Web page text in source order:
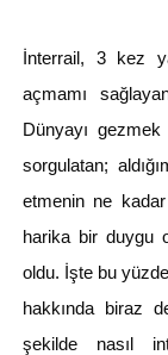
İnterrail, 3 kez
açmamı
Dünyayı
sorgulatan;
etmenin ne
harika bir duygu
oldu. İşte bu
hakkında biraz
şekilde nasıl